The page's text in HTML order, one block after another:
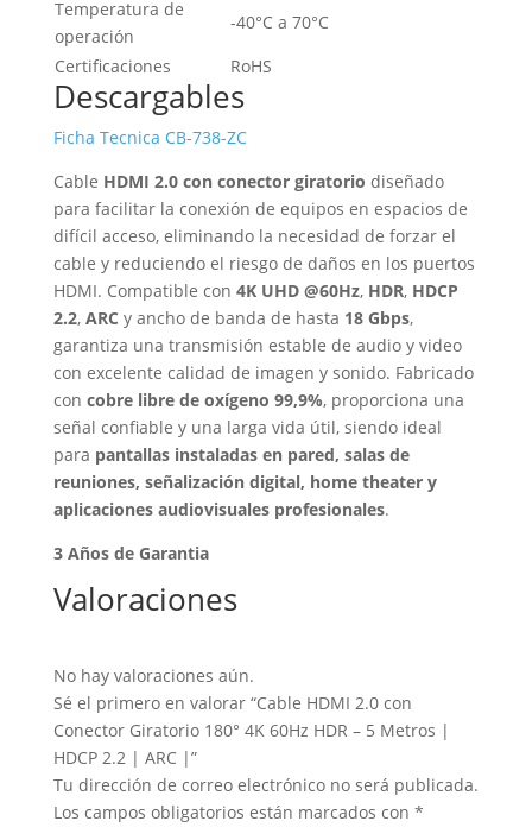
Temperatura de
operación
-40°C a 70°C
Certificaciones
RoHS
Descargables
Ficha Tecnica CB-738-ZC
Cable HDMI 2.0 con conector giratorio diseñado
para facilitar la conexión de equipos en espacios de
difícil acceso, eliminando la necesidad de forzar el
cable y reduciendo el riesgo de daños en los puertos
HDMI. Compatible con 4K UHD @60Hz, HDR, HDCP
2.2, ARC y ancho de banda de hasta 18 Gbps,
garantiza una transmisión estable de audio y video
con excelente calidad de imagen y sonido. Fabricado
con cobre libre de oxígeno 99,9%, proporciona una
señal confiable y una larga vida útil, siendo ideal
para pantallas instaladas en pared, salas de
reuniones, señalización digital, home theater y
aplicaciones audiovisuales profesionales.
3 Años de Garantia
Valoraciones
No hay valoraciones aún.
Sé el primero en valorar “Cable HDMI 2.0 con
Conector Giratorio 180° 4K 60Hz HDR – 5 Metros |
HDCP 2.2 | ARC |”
Tu dirección de correo electrónico no será publicada.
Los campos obligatorios están marcados con *